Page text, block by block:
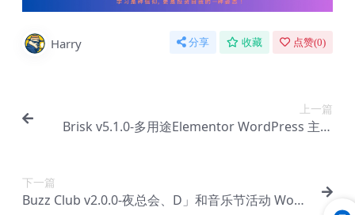
Harry 分享 收藏 点赞(0)
上一篇
Brisk v5.1.0-多用途Elementor WordPress 主题
下一篇
Buzz Club v2.0.0-夜总会、D」和音乐节活动 Word